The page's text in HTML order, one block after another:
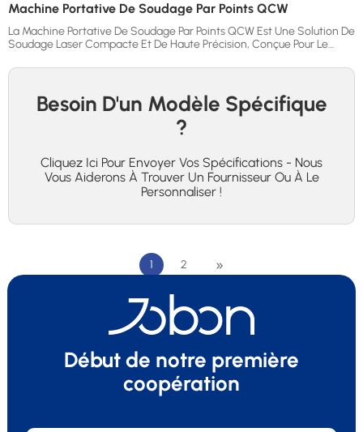
Machine Portative De Soudage Par Points QCW
La Machine Portative De Soudage Par Points QCW Est Une Solution De
Soudage Laser Compacte Et De Haute Précision, Conçue Pour Le
D’éclairage Et La Fabrication Métallique DIY. Grâce À Sa Structure De
Convient Aux Travaux De Soudage De Précision Dans Différents
Environnements D’application.
Besoin D'un Modèle Spécifique
?
Cliquez Ici Pour Envoyer Vos Spécifications - Nous
Vous Aiderons À Trouver Un Fournisseur Ou À Le
Personnaliser !
1 2 »
Début de notre première
coopération